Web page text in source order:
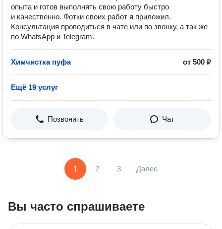
опыта и готов выполнять свою работу быстро
и качественно. Фотки своих работ я приложил.
Консультация проводиться в чате или по звонку, а так же
по WhatsApp и Telegram.
Химчистка пуфа от 500 ₽
Ещё 19 услуг
Позвонить Чат
1 2 3 Далее
Вы часто спрашиваете